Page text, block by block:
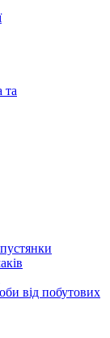
та
від побутових